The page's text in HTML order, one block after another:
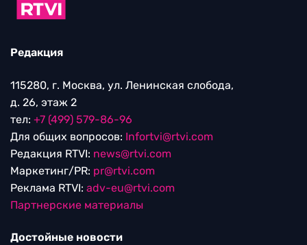
Редакция
115280, г. Москва, ул. Ленинская слобода,
д. 26, этаж 2
тел: +7 (499) 579-86-96
Для общих вопросов: Infortvi@rtvi.com
Редакция RTVI: news@rtvi.com
Маркетинг/PR: pr@rtvi.com
Реклама RTVI: adv-eu@rtvi.com
Партнерские материалы
Достойные новости